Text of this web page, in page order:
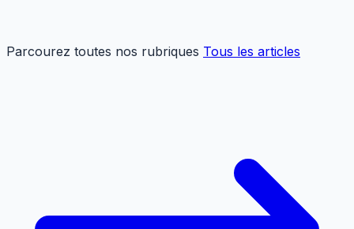
Parcourez toutes nos rubriques Tous les articles